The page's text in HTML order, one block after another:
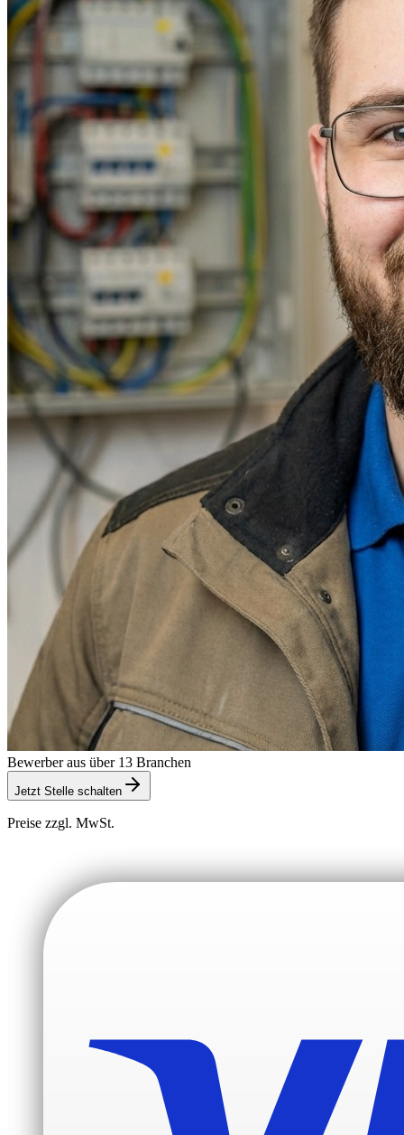
Bewerber aus über 13 Branchen
Jetzt Stelle schalten
Preise zzgl. MwSt.